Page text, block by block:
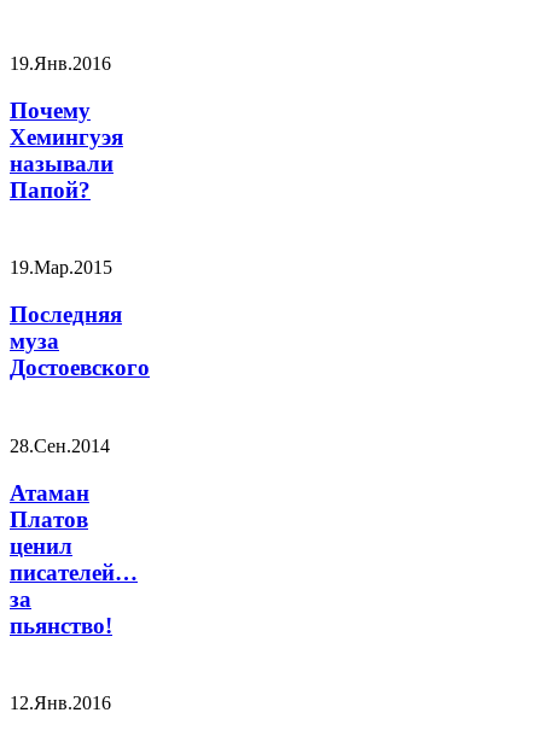
19.Янв.2016
Почему
Хемингуэя
называли
Папой?
19.Мар.2015
Последняя
муза
Достоевского
28.Сен.2014
Атаман
Платов
ценил
писателей…
за
пьянство!
12.Янв.2016